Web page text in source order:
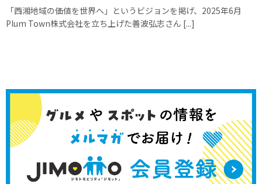
「西湘地域の価値を世界へ」というビジョンを掲げ、2025年6月
Plum Town株式会社を立ち上げた善波弘志さん [...]